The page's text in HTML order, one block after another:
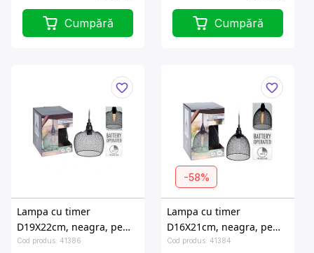
Cumpără Cumpără
Lampa cu timer
D19X22cm, neagra, pe
baterii 4AA
Cod produs: 41386
-58%
Lampa cu timer
D16X21cm, neagra, pe
baterii 4AA
Cod produs: 41384